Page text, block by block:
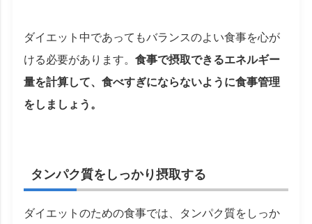
ダイエット中であってもバランスのよい食事を心が
ける必要があります。食事で摂取できるエネルギー
量を計算して、食べすぎにならないように食事管理
をしましょう。
タンパク質をしっかり摂取する
ダイエットのための食事では、タンパク質をしっか